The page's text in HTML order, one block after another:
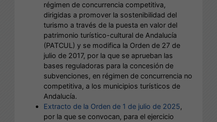
régimen de concurrencia competitiva,
dirigidas a promover la sostenibilidad del
turismo a través de la puesta en valor del
patrimonio turístico-cultural de Andalucía
(PATCUL) y se modifica la Orden de 27 de
julio de 2017, por la que se aprueban las
bases reguladoras para la concesión de
subvenciones, en régimen de concurrencia no
competitiva, a los municipios turísticos de
Andalucía.
Extracto de la Orden de 1 de julio de 2025,
por la que se convocan, para el ejercicio